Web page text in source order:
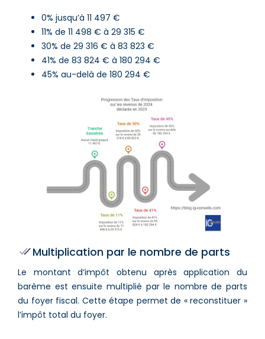
0% jusqu’à 11 497 €
11% de 11 498 € à 29 315 €
30% de 29 316 € à 83 823 €
41% de 83 824 € à 180 294 €
45% au-delà de 180 294 €
Multiplication par le nombre de parts
Le montant d’impôt obtenu après application du
barème est ensuite multiplié par le nombre de parts
du foyer fiscal. Cette étape permet de « reconstituer »
l’impôt total du foyer.